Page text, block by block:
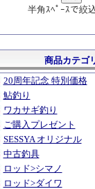
半角ｽﾍﾟｰｽで絞
商品カテゴ
20周年記念 特別価格
鮎釣り
ワカサギ釣り
ご購入プレゼント
SESSYA オリジナル
中古釣具
ロッド>シマノ
ロッド>ダイワ